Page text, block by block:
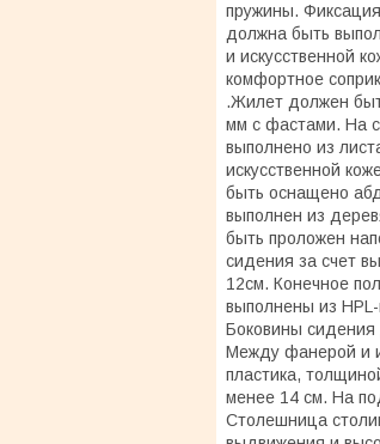
пружины.
должна быть
и искусственной
комфортное
.Жилет должен
мм с фастами. На
выполнено из
искусственной
быть оснащено
выполнен из
быть проложен
сидения за счет
12см. Конечное
выполнены из
Боковины
Между фанерой и
пластика,
менее 14 см. На
Столешница